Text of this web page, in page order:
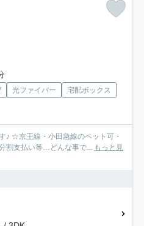
光ファイバー
宅配ボックス
♪ ☆京王線・小田急線のペット可・
割支払い等…どんな事で... もっと見